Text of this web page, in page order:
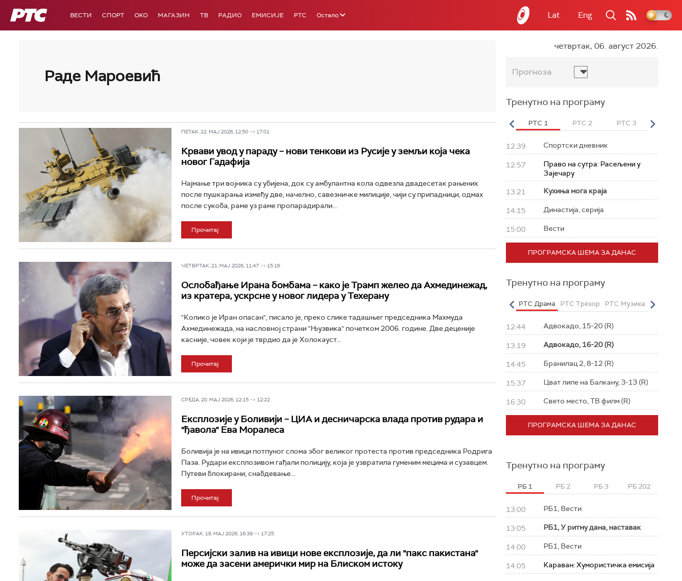
РТС ВЕСТИ СПОРТ OKO МАГАЗИН ТВ РАДИО ЕМИСИЈЕ РТС Остало Lat Eng
Раде Мароевић
ПЕТАК, 22. МАЈ 2026, 12:50 -> 17:01
Крвави увод у параду – нови тенкови из Русије у земљи која чека
новог Гадафија
Најмање три војника су убијена, док су амбулантна кола одвезла двадесетак рањених
после пушкарања између две, начелно, савезничке милиције, чији су припадници, одмах
после сукоба, раме уз раме пропарадирали...
Прочитај
ЧЕТВРТАК, 21. МАЈ 2026, 11:47 -> 15:16
Ослобађање Ирана бомбама – како је Трамп желео да Ахмединежад,
из кратера, ускрсне у новог лидера у Техерану
"Колико је Иран опасан", писало је, преко слике тадашњег председника Махмуда
Ахмединежада, на насловној страни "Њузвика" почетком 2006. године. Две деценије
касније, човек који је тврдио да је Холокауст...
Прочитај
СРЕДА, 20. МАЈ 2026, 12:15 -> 12:22
Експлозије у Боливији – ЦИА и десничарска влада против рудара и
"ђавола" Ева Моралеса
Боливија је на ивици потпуног слома због великог протеста против председника Родрига
Паза. Рудари експлозивом гађали полицију, која је узвратила гуменим мецима и сузавцем.
Путеви блокирани, снабдевање...
Прочитај
УТОРАК, 19. МАЈ 2026, 16:39 -> 17:25
Персијски залив на ивици нове експлозије, да ли "пакс пакистана"
може да засени амерички мир на Блиском истоку
четвртак, 06. август 2026.
Прогноза
Тренутно на програму
РТС 3 РТС Свет РТС HD РТС 1 РТС 2 РТС 3 РТС
12:39 Спортски дневник
12:57
Право на сутра: Расељени у
Зајечару
13:21 Кухиња мога краја
14:15 Династија, серија
15:00 Вести
ПРОГРАМСКА ШЕМА ЗА ДАНАС
Тренутно на програму
РТС Класика РТС Полетарац РТС Драма РТС Трезор РТС Музика РТС
12:44 Адвокадо, 15-20 (R)
13:19 Адвокадо, 16-20 (R)
14:45 Бранилац 2, 8-12 (R)
15:37 Цват липе на Балкану, 3-13 (R)
16:30 Свето место, ТВ филм (R)
ПРОГРАМСКА ШЕМА ЗА ДАНАС
Тренутно на програму
РБ 1 РБ 2 РБ 3 РБ 202
13:00 РБ1, Вести
13:05 РБ1, У ритму дана, наставак
14:00 РБ1, Вести
14:05 Караван: Хумористичка емисија